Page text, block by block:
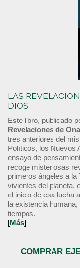
LAS
DIOS
Este libro, publicado
Revelaciones de
tres anteriores del
Políticos, los Nuevos
ensayo de
recoge misteriosas
primeros ángeles a la
vivientes del planeta,
el inicio de esa lucha
la existencia
tiempos.
[Más]
COMPRAR